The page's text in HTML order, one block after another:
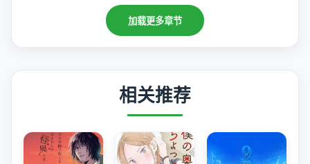
加载更多章节
相关推荐